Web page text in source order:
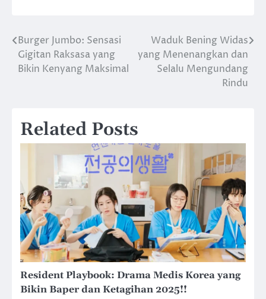
Post
navigation
Burger Jumbo: Sensasi
Gigitan Raksasa yang
Bikin Kenyang Maksimal
Waduk Bening Widas
yang Menenangkan dan
Selalu Mengundang
Rindu
Related Posts
Resident Playbook: Drama Medis Korea yang
Bikin Baper dan Ketagihan 2025!!